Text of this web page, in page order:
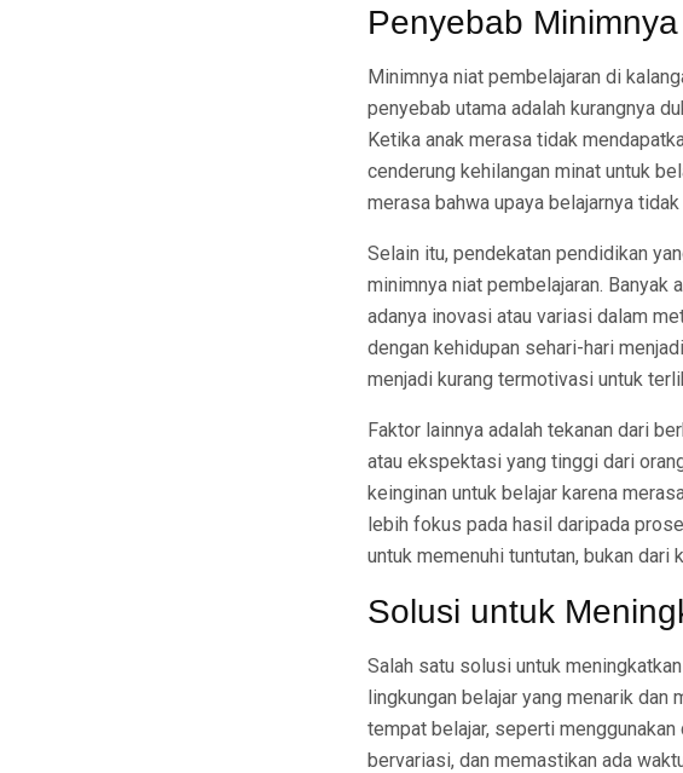
Penyebab
Minimnya niat pembelajaran di
penyebab utama adalah kurangnya
Ketika anak merasa tidak
cenderung kehilangan minat untuk
merasa bahwa upaya belajarnya
Selain itu, pendekatan pendidikan
minimnya niat pembelajaran. Banyak
adanya inovasi atau variasi dalam
dengan kehidupan sehari-hari
menjadi kurang termotivasi untuk
Faktor lainnya adalah tekanan dari
atau ekspektasi yang tinggi dari
keinginan untuk belajar karena
lebih fokus pada hasil daripada
untuk memenuhi tuntutan, bukan dari
Solusi untuk
Salah satu solusi untuk
lingkungan belajar yang menarik dan
tempat belajar, seperti
bervariasi, dan memastikan ada